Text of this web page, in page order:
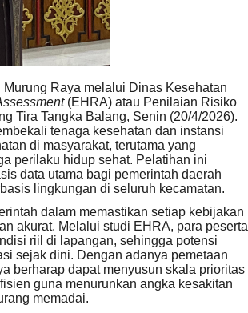
Raya melalui Dinas Kesehatan
(EHRA) atau Penilaian Risiko
Tira Tangka Balang, Senin (20/4/2026).
tenaga kesehatan dan instansi
di masyarakat, terutama yang
perilaku hidup sehat. Pelatihan ini
data utama bagi pemerintah daerah
lingkungan di seluruh kecamatan.
dalam memastikan setiap kebijakan
akurat. Melalui studi EHRA, para peserta
riil di lapangan, sehingga potensi
sejak dini. Dengan adanya pemetaan
berharap dapat menyusun skala prioritas
guna menurunkan angka kesakitan
memadai.